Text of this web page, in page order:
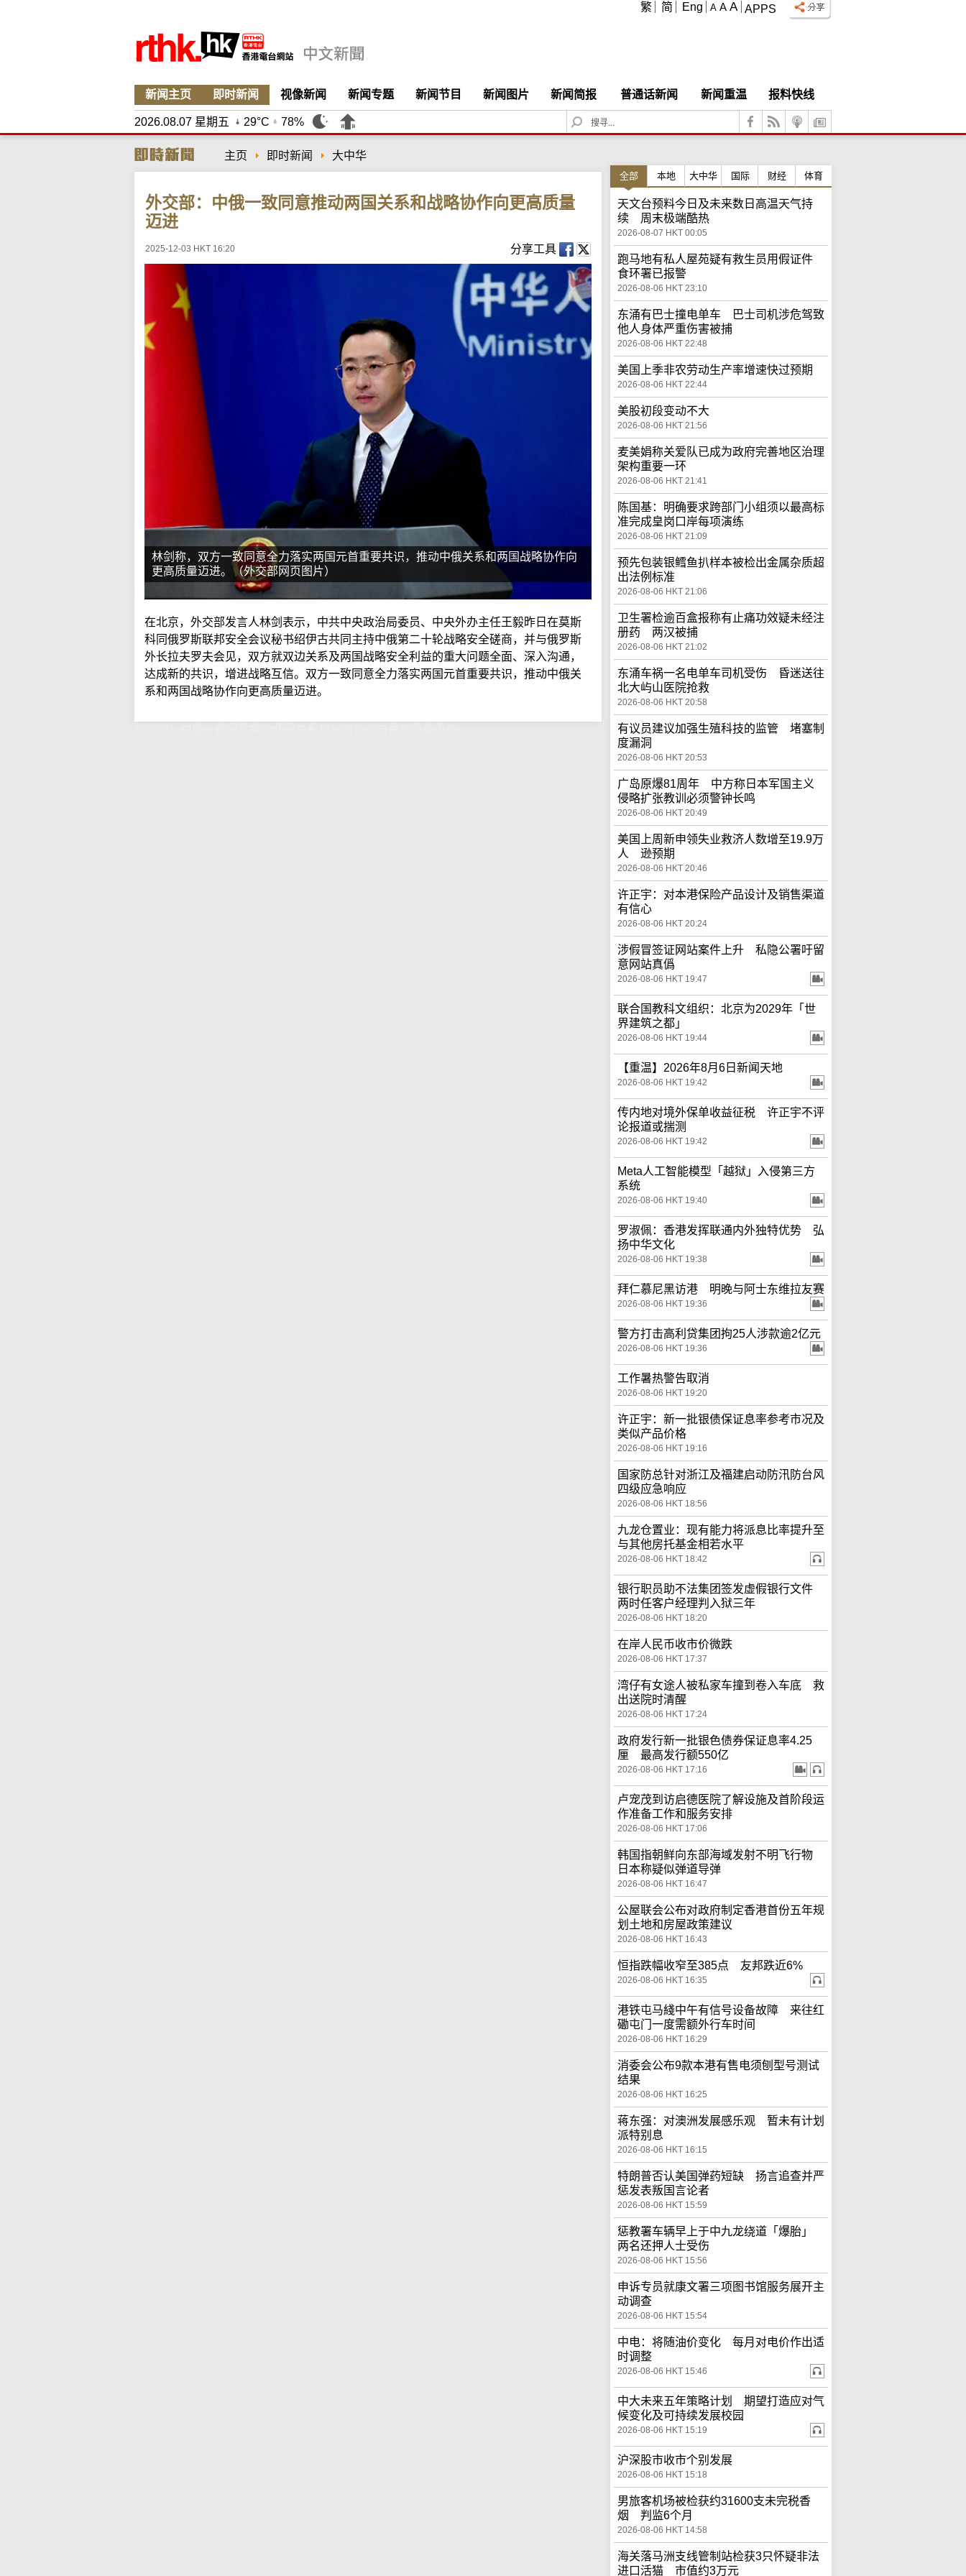
APPS
A A A
繁 简 Eng
新闻主页 即时新闻 视像新闻 新闻专题 新闻节目 新闻图片 新闻简报 普通话新闻 新闻重温 报料快线
2026.08.07 星期五 29°C 78%
S
e
c
主页 即时新闻 大中华
外交部：中俄一致同意推动两国关系和战略协作向更高质量
迈进
2025-12-03 HKT 16:20 分享工具
林剑称，双方一致同意全力落实两国元首重要共识，推动中俄关系和两国战略协作向
更高质量迈进。（外交部网页图片）
在北京，外交部发言人林剑表示，中共中央政治局委员、中央外办主任王毅昨日在莫斯
科同俄罗斯联邦安全会议秘书绍伊古共同主持中俄第二十轮战略安全磋商，并与俄罗斯
外长拉夫罗夫会见，双方就双边关系及两国战略安全利益的重大问题全面、深入沟通，
达成新的共识，增进战略互信。双方一致同意全力落实两国元首重要共识，推动中俄关
系和两国战略协作向更高质量迈进。
全部 本地 大中华 国际 财经 体育
天文台预料今日及未来数日高温天气持
续 周末极端酷热
2026-08-07 HKT 00:05
跑马地有私人屋苑疑有救生员用假证件
食环署已报警
2026-08-06 HKT 23:10
东涌有巴士撞电单车 巴士司机涉危驾致
他人身体严重伤害被捕
2026-08-06 HKT 22:48
美国上季非农劳动生产率增速快过预期
2026-08-06 HKT 22:44
美股初段变动不大
2026-08-06 HKT 21:56
麦美娟称关爱队已成为政府完善地区治理
架构重要一环
2026-08-06 HKT 21:41
陈国基：明确要求跨部门小组须以最高标
准完成皇岗口岸每项演练
2026-08-06 HKT 21:09
预先包装银鳕鱼扒样本被检出金属杂质超
出法例标准
2026-08-06 HKT 21:06
卫生署检逾百盒报称有止痛功效疑未经注
册药 两汉被捕
2026-08-06 HKT 21:02
东涌车祸一名电单车司机受伤 昏迷送往
北大屿山医院抢救
2026-08-06 HKT 20:58
有议员建议加强生殖科技的监管 堵塞制
度漏洞
2026-08-06 HKT 20:53
广岛原爆81周年 中方称日本军国主义
侵略扩张教训必须警钟长鸣
2026-08-06 HKT 20:49
美国上周新申领失业救济人数增至19.9万
人 逊预期
2026-08-06 HKT 20:46
许正宇：对本港保险产品设计及销售渠道
有信心
2026-08-06 HKT 20:24
涉假冒签证网站案件上升 私隐公署吁留
意网站真僞
2026-08-06 HKT 19:47
联合国教科文组织：北京为2029年「世
界建筑之都」
2026-08-06 HKT 19:44
【重温】2026年8月6日新闻天地
2026-08-06 HKT 19:42
传内地对境外保单收益征税 许正宇不评
论报道或揣测
2026-08-06 HKT 19:42
Meta人工智能模型「越狱」入侵第三方
系统
2026-08-06 HKT 19:40
罗淑佩：香港发挥联通内外独特优势 弘
扬中华文化
2026-08-06 HKT 19:38
拜仁慕尼黑访港 明晚与阿士东维拉友赛
2026-08-06 HKT 19:36
警方打击高利贷集团拘25人涉款逾2亿元
2026-08-06 HKT 19:36
工作暑热警告取消
2026-08-06 HKT 19:20
许正宇：新一批银债保证息率参考市况及
类似产品价格
2026-08-06 HKT 19:16
国家防总针对浙江及福建启动防汛防台风
四级应急响应
2026-08-06 HKT 18:56
九龙仓置业：现有能力将派息比率提升至
与其他房托基金相若水平
2026-08-06 HKT 18:42
银行职员助不法集团签发虚假银行文件
两时任客户经理判入狱三年
2026-08-06 HKT 18:20
在岸人民币收市价微跌
2026-08-06 HKT 17:37
湾仔有女途人被私家车撞到卷入车底 救
出送院时清醒
2026-08-06 HKT 17:24
政府发行新一批银色债券保证息率4.25
厘 最高发行额550亿
2026-08-06 HKT 17:16
卢宠茂到访启德医院了解设施及首阶段运
作准备工作和服务安排
2026-08-06 HKT 17:06
韩国指朝鲜向东部海域发射不明飞行物
日本称疑似弹道导弹
2026-08-06 HKT 16:47
公屋联会公布对政府制定香港首份五年规
划土地和房屋政策建议
2026-08-06 HKT 16:43
恒指跌幅收窄至385点 友邦跌近6%
2026-08-06 HKT 16:35
港铁屯马綫中午有信号设备故障 来往红
磡屯门一度需额外行车时间
2026-08-06 HKT 16:29
消委会公布9款本港有售电须刨型号测试
结果
2026-08-06 HKT 16:25
蒋东强：对澳洲发展感乐观 暂未有计划
派特别息
2026-08-06 HKT 16:15
特朗普否认美国弹药短缺 扬言追查并严
惩发表叛国言论者
2026-08-06 HKT 15:59
惩教署车辆早上于中九龙绕道「爆胎」
两名还押人士受伤
2026-08-06 HKT 15:56
申诉专员就康文署三项图书馆服务展开主
动调查
2026-08-06 HKT 15:54
中电：将随油价变化 每月对电价作出适
时调整
2026-08-06 HKT 15:46
中大未来五年策略计划 期望打造应对气
候变化及可持续发展校园
2026-08-06 HKT 15:19
沪深股市收市个别发展
2026-08-06 HKT 15:18
男旅客机场被检获约31600支未完税香
烟 判监6个月
2026-08-06 HKT 14:58
海关落马洲支线管制站检获3只怀疑非法
进口活猫 市值约3万元